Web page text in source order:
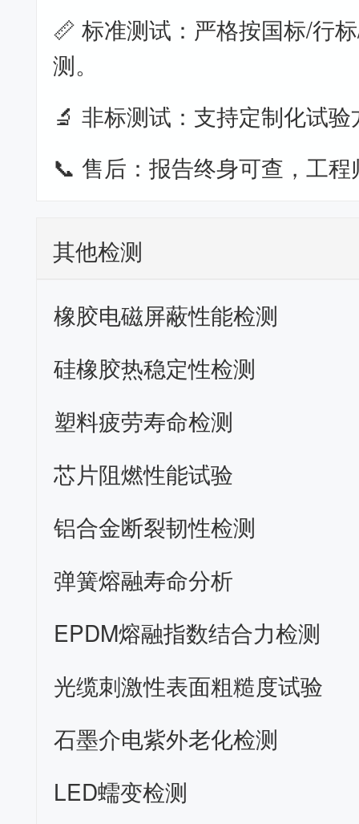
📏 标准测试：严格按国标/行
测。
🔬 非标测试：支持定制化试
📞 售后：报告终身可查，工
其他检测
橡胶电磁屏蔽性能检测
硅橡胶热稳定性检测
塑料疲劳寿命检测
芯片阻燃性能试验
铝合金断裂韧性检测
弹簧熔融寿命分析
EPDM熔融指数结合力检测
光缆刺激性表面粗糙度试验
石墨介电紫外老化检测
LED蠕变检测